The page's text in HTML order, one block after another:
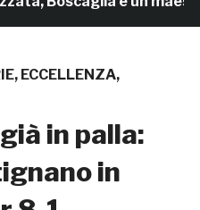
, ECCELLENZA,
in palla:
in